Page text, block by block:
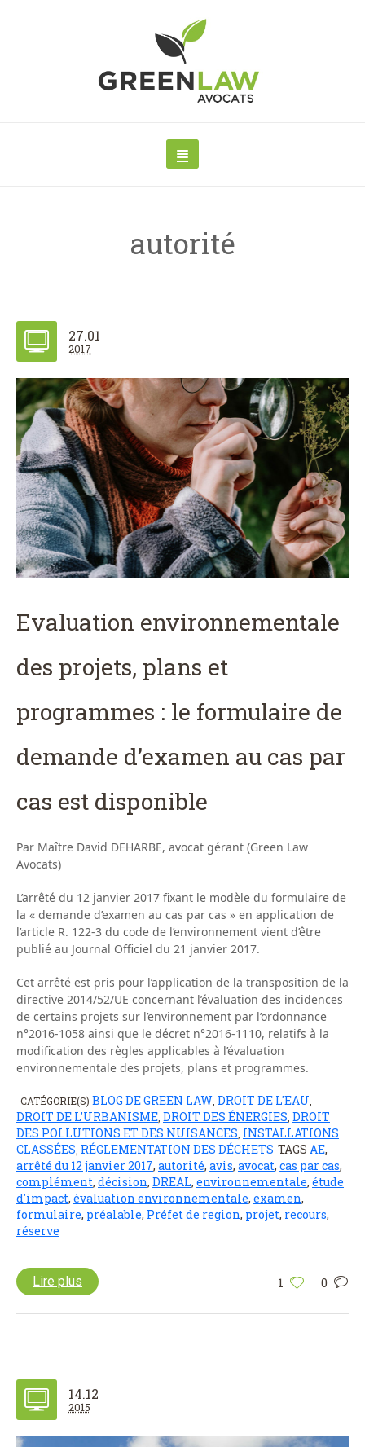
autorité
27.01
2017
Evaluation environnementale
des projets, plans et
programmes : le formulaire de
demande d’examen au cas par
cas est disponible
Par Maître David DEHARBE, avocat gérant (Green Law
Avocats)
L’arrêté du 12 janvier 2017 fixant le modèle du formulaire de
la « demande d’examen au cas par cas » en application de
l’article R. 122-3 du code de l’environnement vient d’être
publié au Journal Officiel du 21 janvier 2017.
Cet arrêté est pris pour l’application de la transposition de la
directive 2014/52/UE concernant l’évaluation des incidences
de certains projets sur l’environnement par l’ordonnance
n°2016-1058 ainsi que le décret n°2016-1110, relatifs à la
modification des règles applicables à l’évaluation
environnementale des projets, plans et programmes.
CATÉGORIE(S) BLOG DE GREEN LAW DROIT DE L'EAU
DROIT DE L'URBANISME DROIT DES ÉNERGIES DROIT
DES POLLUTIONS ET DES NUISANCES INSTALLATIONS
CLASSÉES RÉGLEMENTATION DES DÉCHETS TAGS AE,
arrêté du 12 janvier 2017, autorité, avis, avocat, cas par cas,
complément, décision, DREAL, environnementale, étude
d'impact, évaluation environnementale, examen,
formulaire, préalable, Préfet de region, projet, recours,
réserve
1 0
Lire plus
14.12
2015